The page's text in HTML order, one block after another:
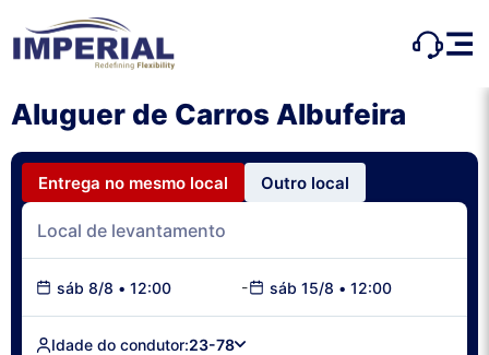
Aluguer de Carros Albufeira
Entrega no mesmo local Outro local
sáb 8/8 • 12:00 - sáb 15/8 • 12:00
Idade do condutor:23-78